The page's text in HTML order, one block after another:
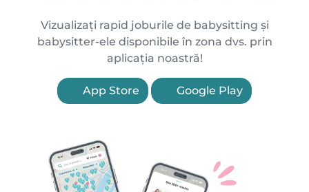
Vizualizați rapid joburile de babysitting și
babysitter-ele disponibile în zona dvs. prin
aplicația noastră!
App Store Google Play